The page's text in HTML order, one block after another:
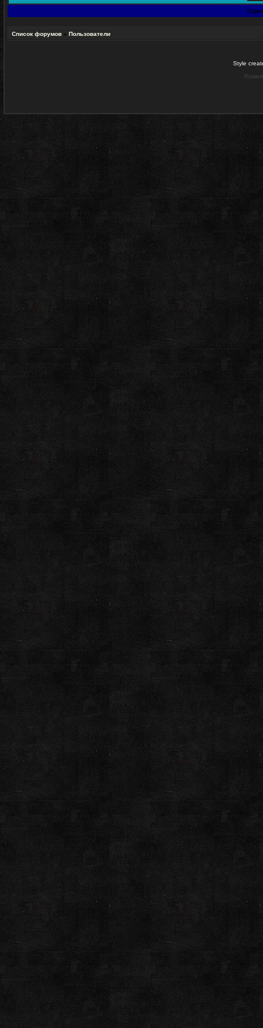
Список форумов » Пользователи
Style